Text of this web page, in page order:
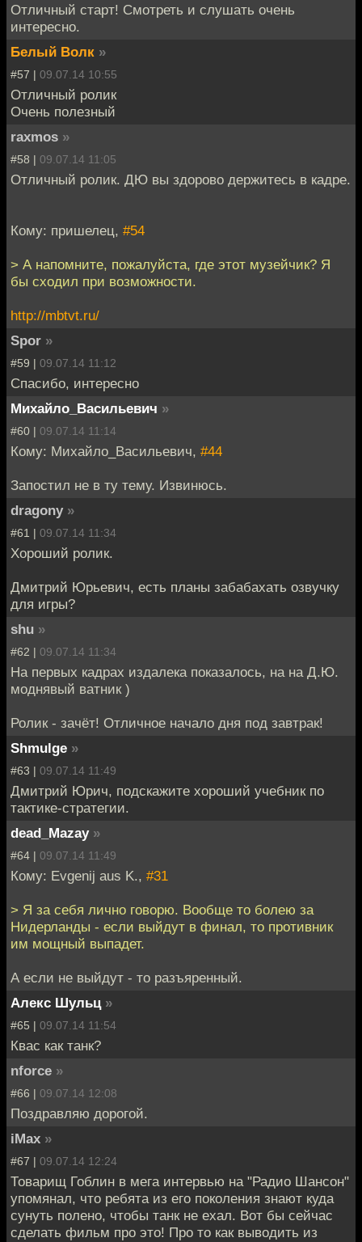
Отличный старт! Смотреть и слушать очень
интересно.
Белый Волк »
#57 | 09.07.14 10:55
Отличный ролик
Очень полезный
raxmos »
#58 | 09.07.14 11:05
Отличный ролик. ДЮ вы здорово держитесь в кадре.
Кому: пришелец, #54
> А напомните, пожалуйста, где этот музейчик? Я
бы сходил при возможности.
http://mbtvt.ru/
Spor »
#59 | 09.07.14 11:12
Спасибо, интересно
Михайло_Васильевич »
#60 | 09.07.14 11:14
Кому: Михайло_Васильевич, #44
Запостил не в ту тему. Извинюсь.
dragony »
#61 | 09.07.14 11:34
Хороший ролик.
Дмитрий Юрьевич, есть планы забабахать озвучку
для игры?
shu »
#62 | 09.07.14 11:34
На первых кадрах издалека показалось, на на Д.Ю.
моднявый ватник )
Ролик - зачёт! Отличное начало дня под завтрак!
Shmulge »
#63 | 09.07.14 11:49
Дмитрий Юрич, подскажите хороший учебник по
тактике-стратегии.
dead_Mazay »
#64 | 09.07.14 11:49
Кому: Evgenij aus K., #31
> Я за себя лично говорю. Вообще то болею за
Нидерланды - если выйдут в финал, то противник
им мощный выпадет.
А если не выйдут - то разъяренный.
Алекс Шульц »
#65 | 09.07.14 11:54
Квас как танк?
nforce »
#66 | 09.07.14 12:08
Поздравляю дорогой.
iMax »
#67 | 09.07.14 12:24
Товарищ Гоблин в мега интервью на "Радио Шансон"
упомянал, что ребята из его поколения знают куда
сунуть полено, чтобы танк не ехал. Вот бы сейчас
сделать фильм про это! Про то как выводить из